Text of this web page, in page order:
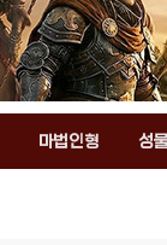
마법인형 성